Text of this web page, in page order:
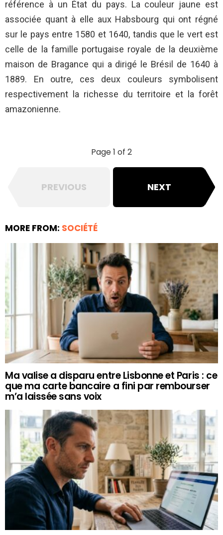
référence à un État du pays. La couleur jaune est
associée quant à elle aux Habsbourg qui ont régné
sur le pays entre 1580 et 1640, tandis que le vert est
celle de la famille portugaise royale de la deuxième
maison de Bragance qui a dirigé le Brésil de 1640 à
1889. En outre, ces deux couleurs symbolisent
respectivement la richesse du territoire et la forêt
amazonienne.
Page 1 of 2
PREVIOUS NEXT
MORE FROM: SOCIÉTÉ
Ma valise a disparu entre Lisbonne et Paris : ce
que ma carte bancaire a fini par rembourser
m’a laissée sans voix